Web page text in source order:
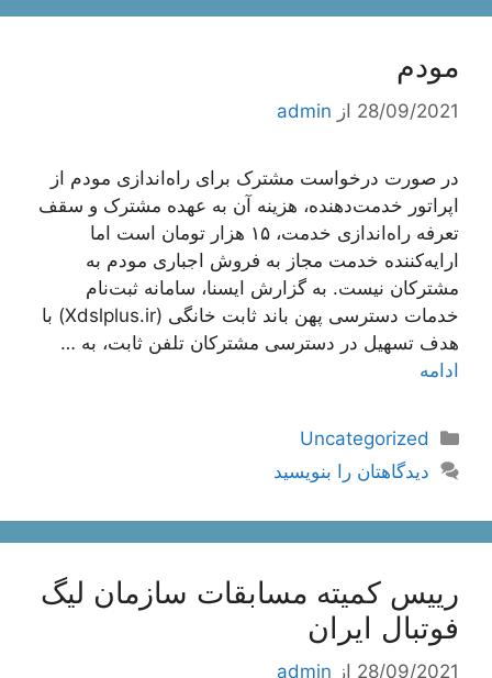
مودم
28/09/2021 از admin
در صورت درخواست مشترک برای ‌راه‌اندازی مودم از
اپراتور خدمت‌دهنده، هزینه آن به عهده مشترک و سقف
تعرفه ‌راه‌اندازی خدمت، ۱۵ هزار تومان است اما
ارایه‌کننده خدمت مجاز به فروش اجباری مودم به
مشترکان نیست. به گزارش ایسنا، سامانه ثبت‌نام
خدمات دسترسی پهن باند ثابت خانگی (Xdslplus.ir) با
هدف تسهیل در دسترسی مشترکان تلفن ثابت، به …
ادامه
دسته‌ها
Uncategorized
دیدگاهتان را بنویسید
رییس کمیته مسابقات سازمان لیگ
فوتبال ایران
28/09/2021 از admin